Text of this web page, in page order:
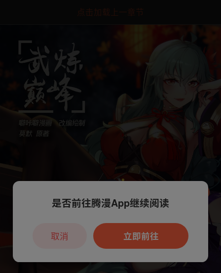
点击加载上一章节
本章节仅支持App阅读，可打开App新用
户7天免费看
是否前往腾漫App继续阅读
立即前往
取消